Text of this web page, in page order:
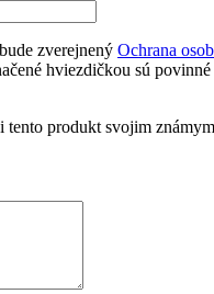
zverejnený Ochrana
hviezdičkou sú povinné
tento produkt svojim